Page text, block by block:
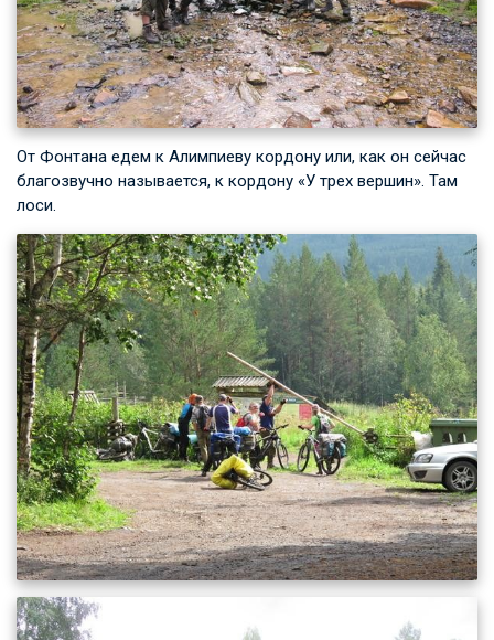
От Фонтана едем к Алимпиеву кордону или, как он сейчас
благозвучно называется, к кордону «У трех вершин». Там
лоси.